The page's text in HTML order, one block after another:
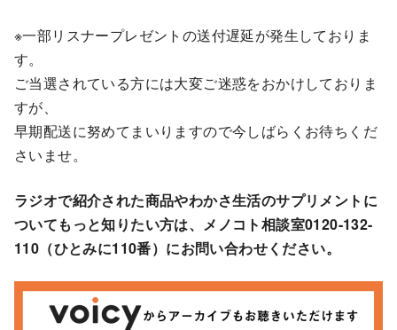
※一部リスナープレゼントの送付遅延が発生しておりま
す。
ご当選されている方には大変ご迷惑をおかけしておりま
すが、
早期配送に努めてまいりますので今しばらくお待ちくだ
さいませ。
ラジオで紹介された商品やわかさ生活のサプリメントに
ついてもっと知りたい方は、メノコト相談室0120-132-
110（ひとみに110番）にお問い合わせください。